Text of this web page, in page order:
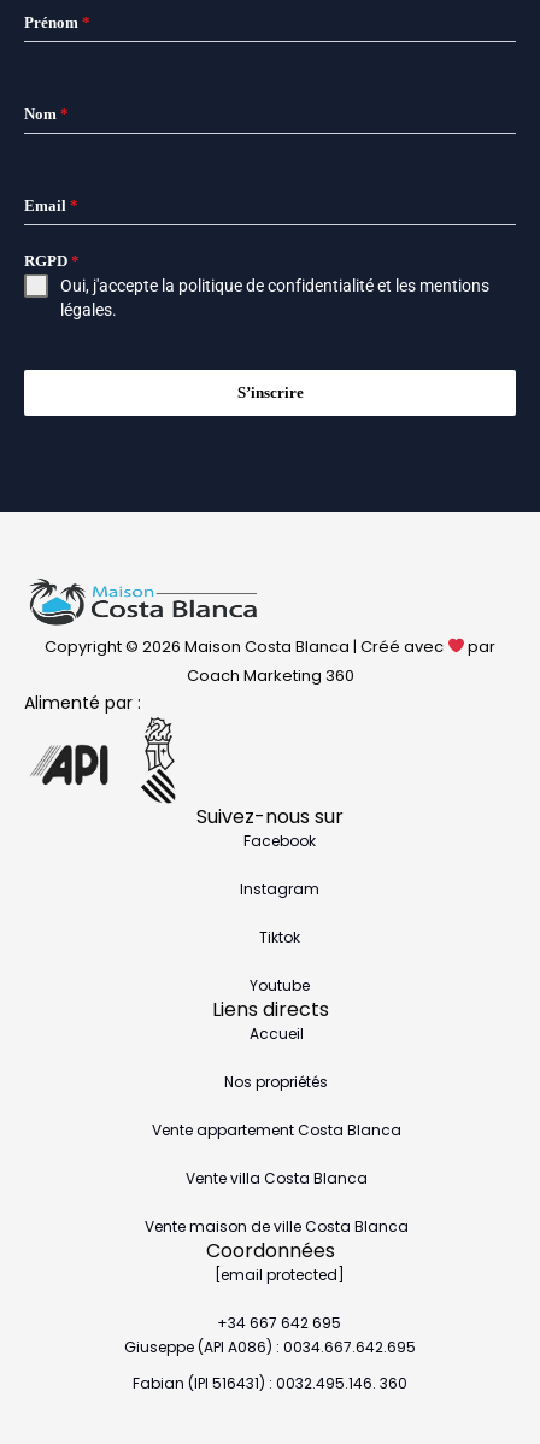
Prénom *
Nom *
Email *
RGPD *
Oui, j'accepte la politique de confidentialitéet les mentions
légales.
S’inscrire
Copyright © 2026 Maison Costa Blanca | Créé avec
par
Coach Marketing 360
Alimenté par :
Suivez-nous sur
Facebook
Instagram
Tiktok
Youtube
Coordonnées
[email protected]
+34 667 642 695
Giuseppe (API A086) : 0034.667.642.695
Fabian (IPI 516431) : 0032.495.146. 360
Liens directs
Accueil
Nos propriétés
Vente appartement Costa Blanca
Vente villa Costa Blanca
Vente maison de ville Costa Blanca